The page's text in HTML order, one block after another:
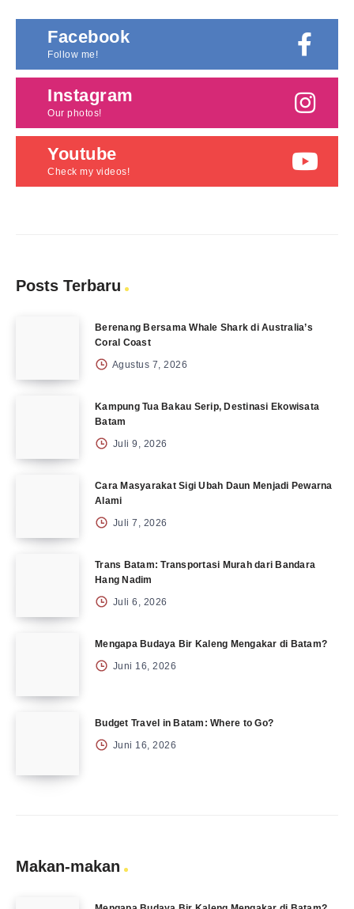
Facebook
Follow me!
Instagram
Our photos!
Youtube
Check my videos!
Posts Terbaru
Berenang Bersama Whale Shark di Australia’s
Coral Coast
Agustus 7, 2026
Kampung Tua Bakau Serip, Destinasi Ekowisata
Batam
Juli 9, 2026
Cara Masyarakat Sigi Ubah Daun Menjadi Pewarna
Alami
Juli 7, 2026
Trans Batam: Transportasi Murah dari Bandara
Hang Nadim
Juli 6, 2026
Mengapa Budaya Bir Kaleng Mengakar di Batam?
Juni 16, 2026
Budget Travel in Batam: Where to Go?
Juni 16, 2026
Makan-makan